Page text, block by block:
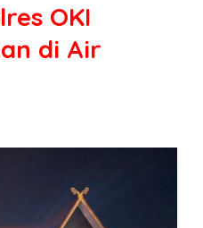
OKI
di Air